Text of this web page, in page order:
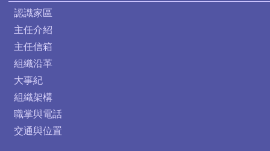
認識家區
主任介紹
主任信箱
組織沿革
大事紀
組織架構
職掌與電話
交通與位置